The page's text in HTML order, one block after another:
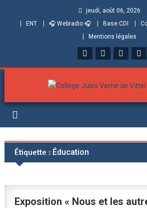
jeudi, août 06, 2026
ENT
🎧 Webradio 🎧 Base CDI
Mentions légales
Collège Jules
Vittel
Étiquette : Éducation
Exposition « Nous et les